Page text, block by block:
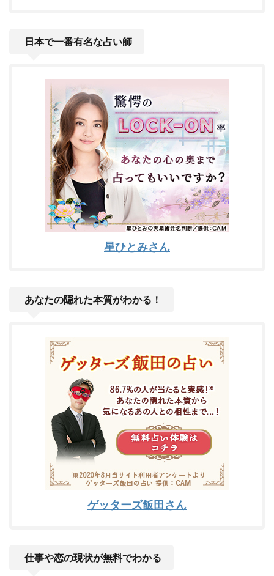
日本で一番有名な占い師
星ひとみさん
あなたの隠れた本質がわかる！
ゲッターズ飯田さん
仕事や恋の現状が無料でわかる